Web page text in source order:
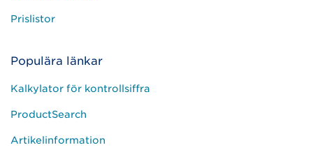
Prislistor
Populära länkar
Kalkylator för kontrollsiffra
ProductSearch
Artikelinformation